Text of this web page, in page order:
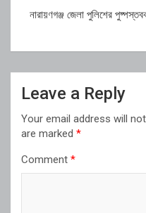
নারায়ণগঞ্জ জেলা পুলিশের
Leave a Reply
Your email address will
are marked *
Comment *